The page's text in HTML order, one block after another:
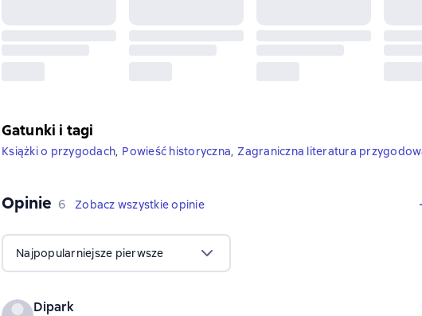
Gatunki i tagi
Książki o przygodach, Powieść historyczna, Zagraniczna literatura
Opinie 6 opinie
6 Zobacz wszystkie opinie
Najpopularniejsze pierwsze
Dipark